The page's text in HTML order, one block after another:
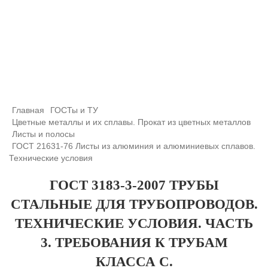
Главная
ГОСТы и ТУ
Цветные металлы и их сплавы. Прокат из цветных металлов
Листы и полосы
ГОСТ 21631-76 Листы из алюминия и алюминиевых сплавов.
Технические условия
ГОСТ 3183-3-2007 ТРУБЫ
СТАЛЬНЫЕ ДЛЯ ТРУБОПРОВОДОВ.
ТЕХНИЧЕСКИЕ УСЛОВИЯ. ЧАСТЬ
3. ТРЕБОВАНИЯ К ТРУБАМ
КЛАССА С.